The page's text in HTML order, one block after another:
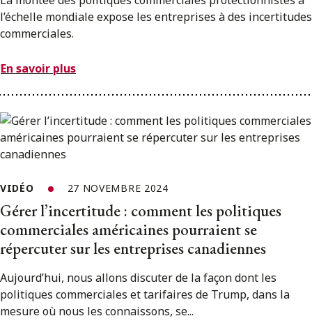
l’échelle mondiale expose les entreprises à des incertitudes
commerciales.
En savoir plus
VIDÉO 27 NOVEMBRE 2024
Gérer l’incertitude : comment les politiques
commerciales américaines pourraient se
répercuter sur les entreprises canadiennes
Aujourd’hui, nous allons discuter de la façon dont les
politiques commerciales et tarifaires de Trump, dans la
mesure où nous les connaissons, se...